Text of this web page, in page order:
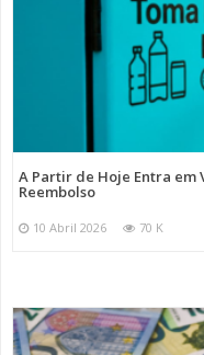
A Partir de Hoje Entra em
Reembolso
10 Abril 2026 70 K